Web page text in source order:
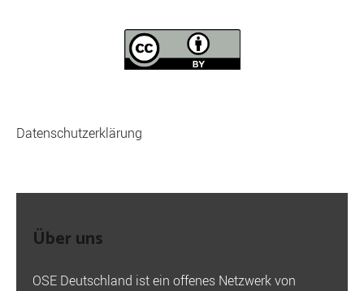
Datenschutzerklärung
Über uns
OSE Deutschland ist ein offenes Netzwerk von